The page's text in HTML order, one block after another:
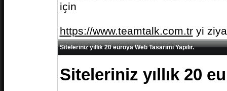
için
https://www.teamtalk.com.tryi
Siteleriniz yıllık 20 euroya Web Tasarımı Yapılır.
Siteleriniz yıllık 20